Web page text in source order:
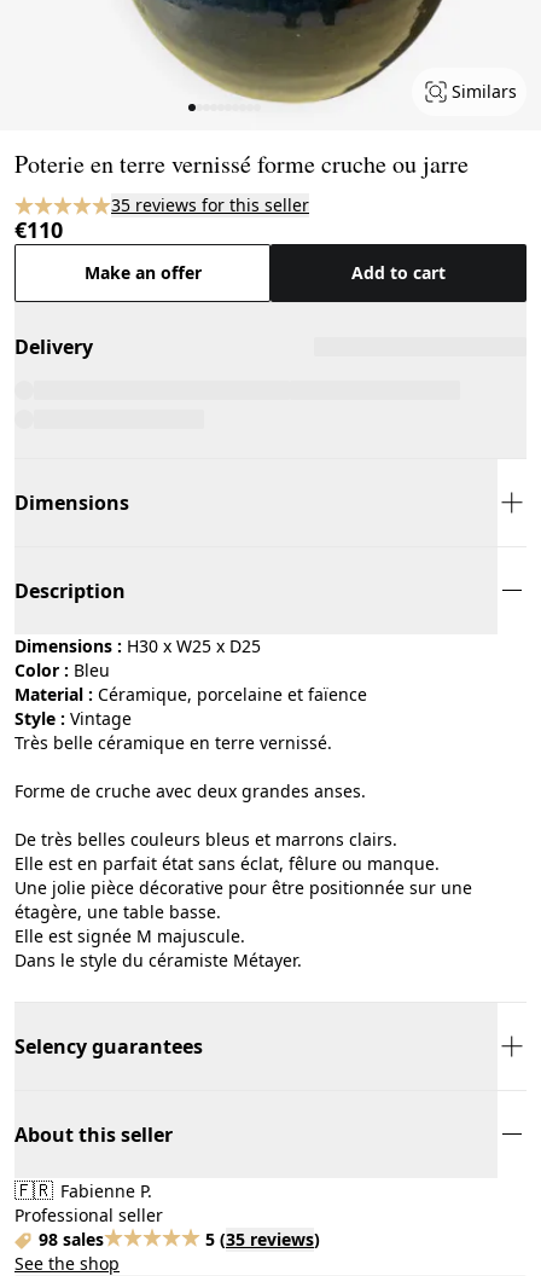
Similars
Poterie en terre vernissé forme cruche ou jarre
35 reviews for this seller
€110
Make an offer Add to cart
Delivery
Dimensions
Description
Dimensions : H30 x W25 x D25
Color :
bleu
Material :
céramique, porcelaine et faïence
Style :
vintage
Très belle céramique en terre vernissé.
Forme de cruche avec deux grandes anses.
De très belles couleurs bleus et marrons clairs.
Elle est en parfait état sans éclat, fêlure ou manque.
Une jolie pièce décorative pour être positionnée sur une
étagère, une table basse.
Elle est signée M majuscule.
Dans le style du céramiste Métayer.
Selency guarantees
About this seller
🇫🇷 Fabienne P.
Professional seller
98 sales
5 (35 reviews)
See the shop